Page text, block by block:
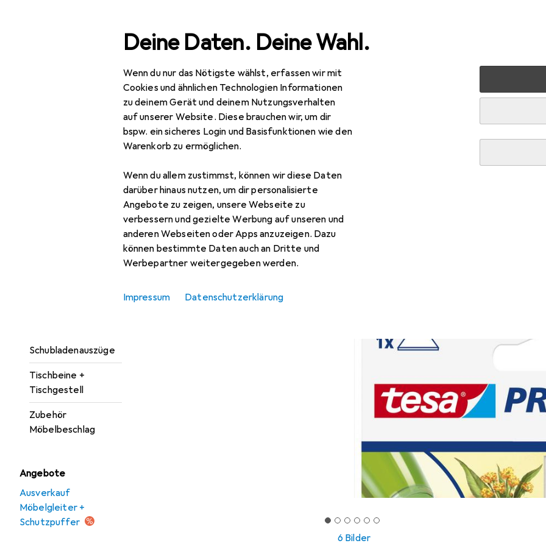
Deine Daten. Deine Wahl.
Wenn du nur das Nötigste wählst, erfassen wir mit
Cookies und ähnlichen Technologien Informationen
zu deinem Gerät und deinem Nutzungsverhalten
auf unserer Website. Diese brauchen wir, um dir
bspw. ein sicheres Login und Basisfunktionen wie den
Warenkorb zu ermöglichen.
Wenn du allem zustimmst, können wir diese Daten
darüber hinaus nutzen, um dir personalisierte
Angebote zu zeigen, unsere Webseite zu
verbessern und gezielte Werbung auf unseren und
anderen Webseiten oder Apps anzuzeigen. Dazu
können bestimmte Daten auch an Dritte und
Werbepartner weitergegeben werden.
Impressum Datenschutzerklärung
Navigation nach Kategorien
Schubladenauszüge
Tischbeine +
Tischgestell
Zubehör
Möbelbeschlag
Angebote
Ausverkauf
Möbelgleiter +
Schutzpuffer
Baumarkt + Garten Bauen + Renovieren Eisenwaren
6 Bilder